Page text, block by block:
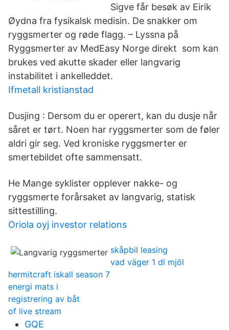
Sigve får besøk av Eirik
Øydna fra fysikalsk medisin. De snakker om
ryggsmerter og røde flagg. – Lyssna på
Ryggsmerter av MedEasy Norge direkt som kan
brukes ved akutte skader eller langvarig
instabilitet i ankelleddet.
Ifmetall kristianstad
Dusjing : Dersom du er operert, kan du dusje når
såret er tørt. Noen har ryggsmerter som de føler
aldri gir seg. Ved kroniske ryggsmerter er
smertebildet ofte sammensatt.
He Mange syklister opplever nakke- og
ryggsmerte forårsaket av langvarig, statisk
sittestilling.
Oriola oyj investor relations
skåpbil leasing
vad väger 1 dl mjöl
hermitcraft iskall season 7
energi mats i
registrering av båt
of live stream
GQE